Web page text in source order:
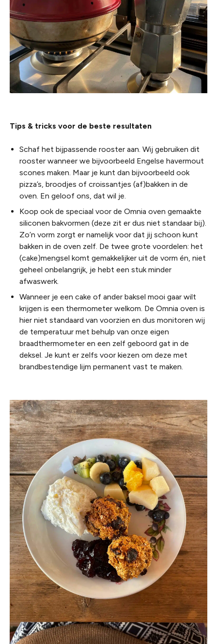
Tips & tricks voor de beste resultaten
Schaf het bijpassende rooster aan. Wij gebruiken dit
rooster wanneer we bijvoorbeeld Engelse havermout
scones maken. Maar je kunt dan bijvoorbeeld ook
pizza’s, broodjes of croissantjes (af)bakken in de
oven. En geloof ons, dat wil je.
Koop ook de speciaal voor de Omnia oven gemaakte
siliconen bakvormen (deze zit er dus niet standaar bij).
Zo’n vorm zorgt er namelijk voor dat jij schoon kunt
bakken in de oven zelf. De twee grote voordelen: het
(cake)mengsel komt gemakkelijker uit de vorm én, niet
geheel onbelangrijk, je hebt een stuk minder
afwaswerk.
Wanneer je een cake of ander baksel mooi gaar wilt
krijgen is een thermometer welkom. De Omnia oven is
hier niet standaard van voorzien en dus monitoren wij
de temperatuur met behulp van onze eigen
braadthermometer en een zelf geboord gat in de
deksel. Je kunt er zelfs voor kiezen om deze met
brandbestendige lijm permanent vast te maken.